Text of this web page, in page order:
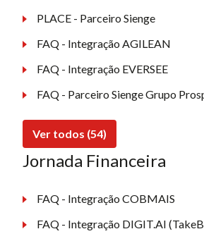
PLACE - Parceiro Sienge
FAQ - Integração AGILEAN
FAQ - Integração EVERSEE
FAQ - Parceiro Sienge Grupo
Ver todos (54)
Jornada Financeira
FAQ - Integração COBMAIS
FAQ - Integração DIGIT.AI